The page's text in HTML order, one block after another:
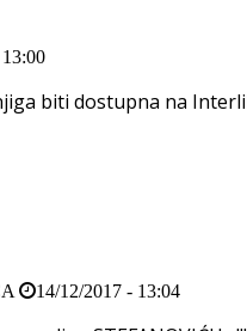
biti dostupna na
14/12/2017 - 13:04